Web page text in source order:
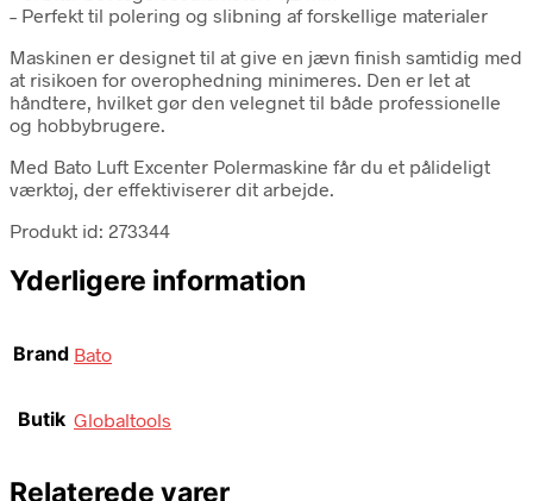
– Perfekt til polering og slibning af forskellige materialer
Maskinen er designet til at give en jævn finish samtidig med
at risikoen for overophedning minimeres. Den er let at
håndtere, hvilket gør den velegnet til både professionelle
og hobbybrugere.
Med Bato Luft Excenter Polermaskine får du et pålideligt
værktøj, der effektiviserer dit arbejde.
Produkt id: 273344
Yderligere information
Brand Bato
Butik Globaltools
Relaterede varer